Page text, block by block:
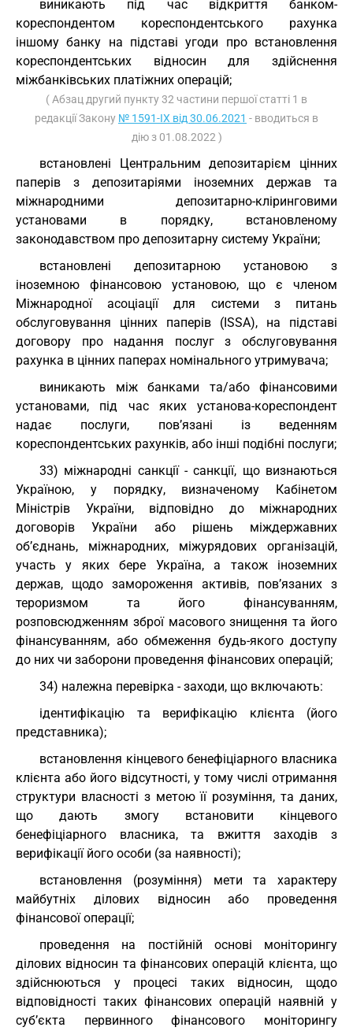
виникають під час відкриття банком-
кореспондентом кореспондентського рахунка
іншому банку на підставі угоди про встановлення
кореспондентських відносин для здійснення
міжбанківських платіжних операцій;
( Абзац другий пункту 32 частини першої статті 1 в
редакції Закону № 1591-IX від 30.06.2021 - вводиться в
дію з 01.08.2022 )
встановлені Центральним депозитарієм цінних
паперів з депозитаріями іноземних держав та
міжнародними депозитарно-кліринговими
установами в порядку, встановленому
законодавством про депозитарну систему України;
встановлені депозитарною установою з
іноземною фінансовою установою, що є членом
Міжнародної асоціації для системи з питань
обслуговування цінних паперів (ISSA), на підставі
договору про надання послуг з обслуговування
рахунка в цінних паперах номінального утримувача;
виникають між банками та/або фінансовими
установами, під час яких установа-кореспондент
надає послуги, пов’язані із веденням
кореспондентських рахунків, або інші подібні послуги;
33) міжнародні санкції - санкції, що визнаються
Україною, у порядку, визначеному Кабінетом
Міністрів України, відповідно до міжнародних
договорів України або рішень міждержавних
об’єднань, міжнародних, міжурядових організацій,
участь у яких бере Україна, а також іноземних
держав, щодо замороження активів, пов’язаних з
тероризмом та його фінансуванням,
розповсюдженням зброї масового знищення та його
фінансуванням, або обмеження будь-якого доступу
до них чи заборони проведення фінансових операцій;
34) належна перевірка - заходи, що включають:
ідентифікацію та верифікацію клієнта (його
представника);
встановлення кінцевого бенефіціарного власника
клієнта або його відсутності, у тому числі отримання
структури власності з метою її розуміння, та даних,
що дають змогу встановити кінцевого
бенефіціарного власника, та вжиття заходів з
верифікації його особи (за наявності);
встановлення (розуміння) мети та характеру
майбутніх ділових відносин або проведення
фінансової операції;
проведення на постійній основі моніторингу
ділових відносин та фінансових операцій клієнта, що
здійснюються у процесі таких відносин, щодо
відповідності таких фінансових операцій наявній у
суб’єкта первинного фінансового моніторингу